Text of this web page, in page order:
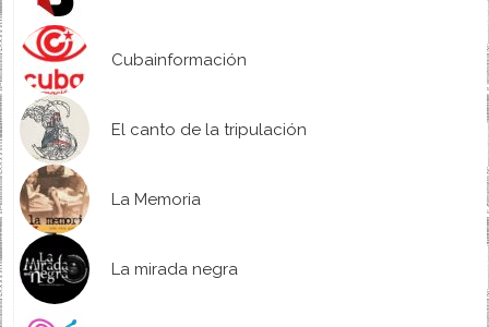
Cubainformación
El canto de la tripulación
La Memoria
La mirada negra